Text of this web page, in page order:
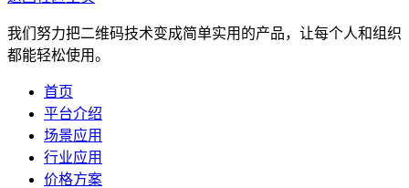
我们努力把二维码技术变成简单实用的产品，让每个人和组织
都能轻松使用。
首页
平台介绍
场景应用
行业应用
价格方案